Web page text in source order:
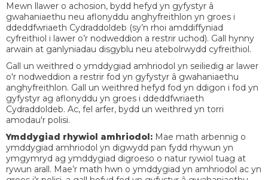
Mewn llawer o achosion, bydd hefyd yn gyfystyr â
gwahaniaethu neu aflonyddu anghyfreithlon yn groes i
ddeddfwriaeth Cydraddoldeb (sy’n rhoi amddiffyniad
cyfreithiol i lawer o’r nodweddion a restrir uchod). Gall hynny
arwain at ganlyniadau disgyblu neu atebolrwydd cyfreithiol.
Gall un weithred o ymddygiad amhriodol yn seiliedig ar lawer
o'r nodweddion a restrir fod yn gyfystyr â gwahaniaethu
anghyfreithlon. Gall un weithred hefyd fod yn ddigon i fod yn
gyfystyr ag aflonyddu yn groes i ddeddfwriaeth
Cydraddoldeb. Ac, fel arfer, bydd un weithred yn torri
amodau'r polisi.
Ymddygiad rhywiol amhriodol: Mae math arbennig o
ymddygiad amhriodol yn digwydd pan fydd rhywun yn
ymgymryd ag ymddygiad digroeso o natur rywiol tuag at
rywun arall. Mae’r math hwn o ymddygiad yn amhriodol ac yn